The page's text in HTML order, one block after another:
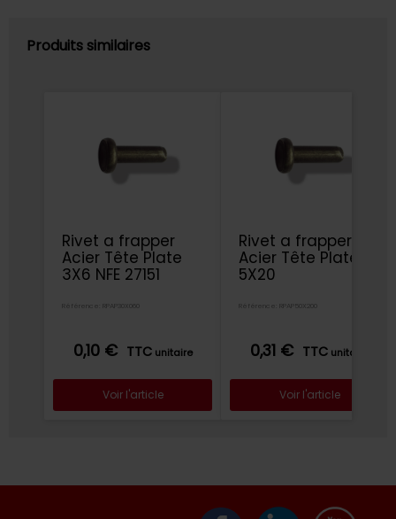
Produits similaires
Rivet a frapper
Acier Tête Plate
3X6 NFE 27151
Référence: RPAP30X060
0,10 € TTC unitaire
Voir l'article
Rivet a frapper
Acier Tête Plate
5X20
Référence: RPAP50X200
0,31 € TTC unitaire
Voir l'article